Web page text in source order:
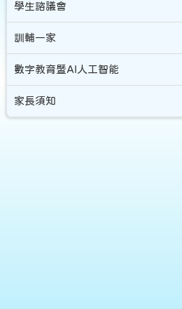
學生諮議會
訓輔一家
數字教育暨AI人工智能
家長須知